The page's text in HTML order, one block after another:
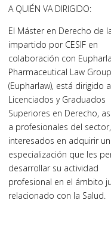
A QUIÉN VA DIRIGIDO:
El Máster en Derecho de
impartido por CESIF en
colaboración con
Pharmaceutical Law Group
(Eupharlaw), está dirigido a
Licenciados y Graduados
Superiores en Derecho,
a profesionales del sector,
interesados en adquirir
especialización que les
desarrollar su actividad
profesional en el ámbito
relacionado con la Salud.